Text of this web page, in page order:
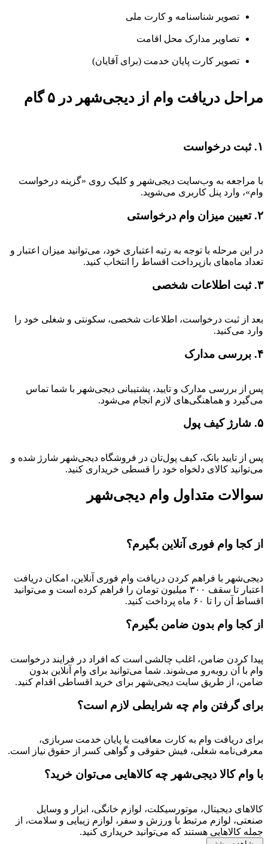
تصویر شناسنامه و کارت ملی
تصاویر مدارک محل اقامت
تصویر کارت پایان خدمت (برای آقایان)
مراحل دریافت وام از دیجی‌شهر در ۵ گام
۱. ثبت درخواست
با مراجعه به وب‌سایت دیجی‌شهر و کلیک روی «گزینه درخواست
وام»، وارد پنل کاربری می‌شوید.
۲. تعیین میزان وام درخواستی
در این مرحله با توجه به رتبه اعتباری خود، می‌توانید میزان اعتبار و
تعداد ماه‌های بازپرداخت اقساط را انتخاب کنید.
۳. ثبت اطلاعات شخصی
بعد از ثبت درخواست، اطلاعات شخصی، سکونتی و شغلی خود را
وارد می‌کنید.
۴. بررسی مدارک
پس از بررسی مدارک و تایید، پشتیبانی دیجی‌شهر با شما تماس
می‌گیرد و هماهنگی‌های لازم انجام می‌شود.
۵. شارژ کیف پول
پس از تایید بانک، کیف پول‌تان در فروشگاه دیجی‌شهر شارژ شده و
می‌توانید کالای دلخواه خود را قسطی خریداری کنید.
سوالات متداول وام دیجی‌شهر
از کجا وام فوری آنلاین بگیرم؟
دیجی‌شهر با فراهم کردن دریافت وام فوری آنلاین، امکان دریافت
اعتبار تا سقف ۳۰۰ میلیون تومان را فراهم کرده است و می‌توانید
اقساط آن را تا ۶۰ ماه پرداخت کنید.
از کجا وام بدون ضامن بگیرم؟
پیدا کردن ضامن، اغلب چالشی است که افراد در فرایند درخواست
وام با آن روبه‌رو می‌شوند. شما می‌توانید برای وام آنلاین بدون
ضامن، از طریق سایت دیجی‌شهر برای خرید اقساطی اقدام کنید.
برای گرفتن وام چه شرایطی لازم است؟
برای دریافت وام به کارت معافیت یا پایان خدمت سربازی،
معرفی‌نامه شغلی، فیش حقوقی و گواهی کسر از حقوق نیاز است.
با وام کالا دیجی‌شهر چه کالاهایی می‌توان خرید؟
کالاهای دیجیتال، موتورسیکلت، لوازم خانگی، ابزار و وسایل
صنعتی، لوازم مرتبط با ورزش و سفر، لوازم زیبایی و سلامت، از
جمله کالاهایی هستند که می‌توانید خریداری کنید.